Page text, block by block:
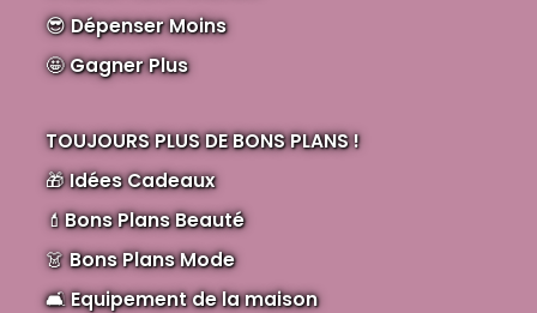
😎Dépenser Moins
🤩Gagner Plus
TOUJOURS PLUS DE BONS PLANS !
🎁Idées Cadeaux
💄Bons Plans Beauté
👗Bons Plans Mode
🛋️Equipement de la maison